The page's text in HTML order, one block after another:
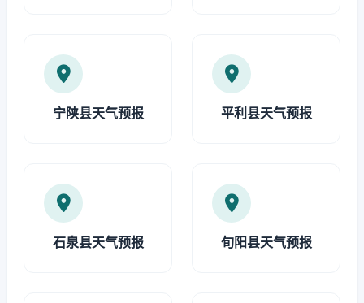
宁陕县天气预报 平利县天气预报
石泉县天气预报 旬阳县天气预报